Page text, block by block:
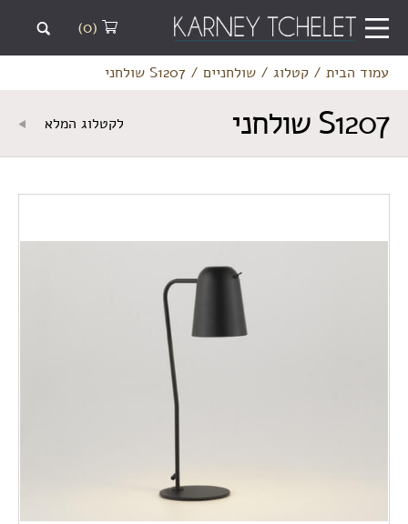
(0)
עמוד הבית/ קטלוג/ שולחניים/ S1207 שולחני
S1207 שולחני לקטלוג המלא